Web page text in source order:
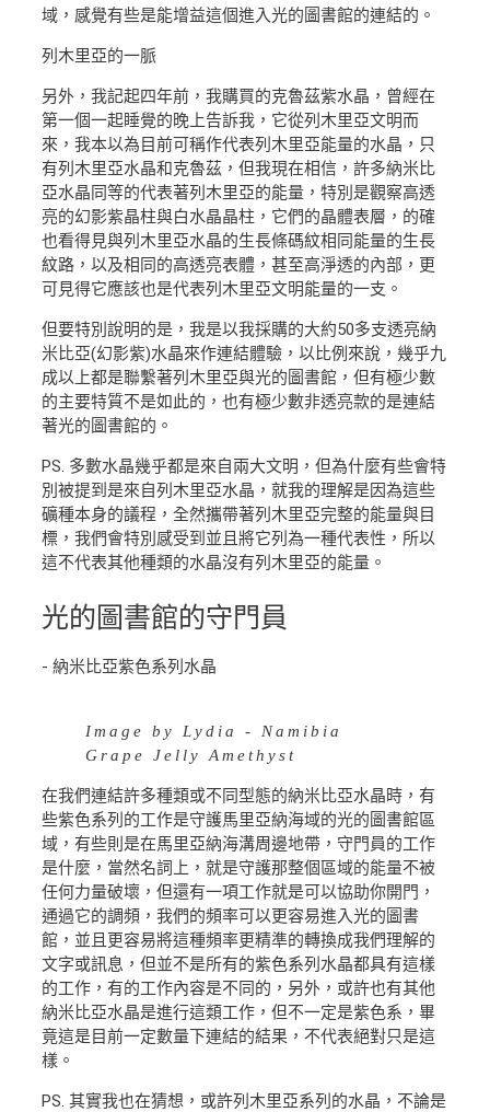
域，感覺有些是能增益這個進入光的圖書館的連結的。
列木里亞的一脈
另外，我記起四年前，我購買的克魯茲紫水晶，曾經在
第一個一起睡覺的晚上告訴我，它從列木里亞文明而
來，我本以為目前可稱作代表列木里亞能量的水晶，只
有列木里亞水晶和克魯茲，但我現在相信，許多納米比
亞水晶同等的代表著列木里亞的能量，特別是觀察高透
亮的幻影紫晶柱與白水晶晶柱，它們的晶體表層，的確
也看得見與列木里亞水晶的生長條碼紋相同能量的生長
紋路，以及相同的高透亮表體，甚至高淨透的內部，更
可見得它應該也是代表列木里亞文明能量的一支。
但要特別說明的是，我是以我採購的大約50多支透亮納
米比亞(幻影紫)水晶來作連結體驗，以比例來說，幾乎九
成以上都是聯繫著列木里亞與光的圖書館，但有極少數
的主要特質不是如此的，也有極少數非透亮款的是連結
著光的圖書館的。
PS. 多數水晶幾乎都是來自兩大文明，但為什麼有些會特
別被提到是來自列木里亞水晶，就我的理解是因為這些
礦種本身的議程，全然攜帶著列木里亞完整的能量與目
標，我們會特別感受到並且將它列為一種代表性，所以
這不代表其他種類的水晶沒有列木里亞的能量。
光的圖書館的守門員
- 納米比亞紫色系列水晶
Image by Lydia - Namibia
Grape Jelly Amethyst
在我們連結許多種類或不同型態的納米比亞水晶時，有
些紫色系列的工作是守護馬里亞納海域的光的圖書館區
域，有些則是在馬里亞納海溝周邊地帶，守門員的工作
是什麼，當然名詞上，就是守護那整個區域的能量不被
任何力量破壞，但還有一項工作就是可以協助你開門，
通過它的調頻，我們的頻率可以更容易進入光的圖書
館，並且更容易將這種頻率更精準的轉換成我們理解的
文字或訊息，但並不是所有的紫色系列水晶都具有這樣
的工作，有的工作內容是不同的，另外，或許也有其他
納米比亞水晶是進行這類工作，但不一定是紫色系，畢
竟這是目前一定數量下連結的結果，不代表絕對只是這
樣。
PS. 其實我也在猜想，或許列木里亞系列的水晶，不論是